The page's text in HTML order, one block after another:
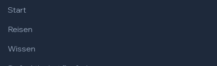
Start
Reisen
Wissen